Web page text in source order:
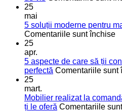
25
mai
5 soluții moderne pentru
Comentariile sunt închise
în
25
apr.
5 aspecte de care să ții
perfectă Comentariile sunt
25
mart.
Mobilier realizat la
ți le oferă Comentariile